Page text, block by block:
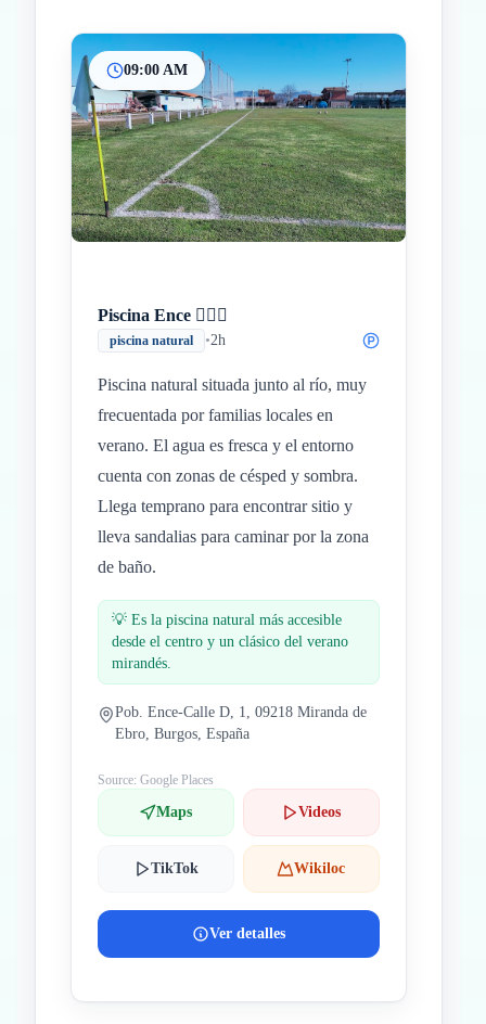
InicioParadas intermedias
Final
09:00 AM
Piscina Ence 🏊🏻‍♂️
piscina natural •2h
Piscina natural situada junto al río, muy
frecuentada por familias locales en
verano. El agua es fresca y el entorno
cuenta con zonas de césped y sombra.
Llega temprano para encontrar sitio y
lleva sandalias para caminar por la zona
de baño.
💡 Es la piscina natural más accesible
desde el centro y un clásico del verano
mirandés.
Pob. Ence-Calle D, 1, 09218 Miranda de
Ebro, Burgos, España
Source: Google Places
Maps Videos
TikTok Wikiloc
Ver detalles